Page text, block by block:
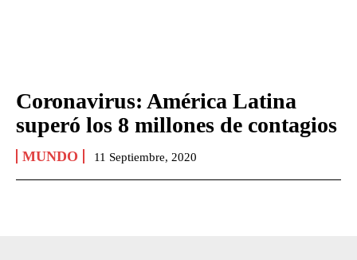
Coronavirus: América Latina
superó los 8 millones de contagios
MUNDO 11 Septiembre, 2020